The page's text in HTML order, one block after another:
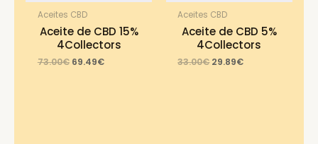
Aceites CBD
Aceite de CBD 15%
4Collectors
73.00€ Original
69.49€Current
Aceites CBD
Aceite de CBD 5%
4Collectors
33.00€ Original
29.89€Current